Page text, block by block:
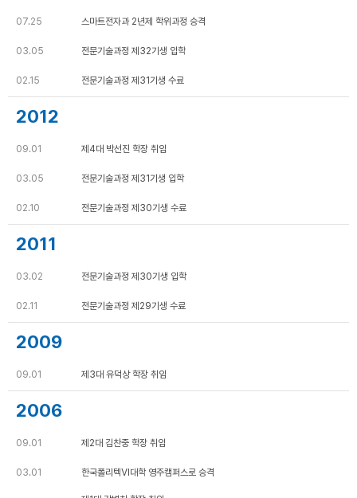
07.25 스마트전자과 2년제 학위과정 승격
03.05 전문기술과정 제32기생 입학
02.15 전문기술과정 제31기생 수료
2012
09.01 제4대 박선진 학장 취임
03.05 전문기술과정 제31기생 입학
02.10 전문기술과정 제30기생 수료
2011
03.02 전문기술과정 제30기생 입학
02.11 전문기술과정 제29기생 수료
2009
09.01 제3대 유덕상 학장 취임
2006
09.01 제2대 김찬중 학장 취임
03.01 한국폴리텍Ⅵ대학 영주캠퍼스로 승격